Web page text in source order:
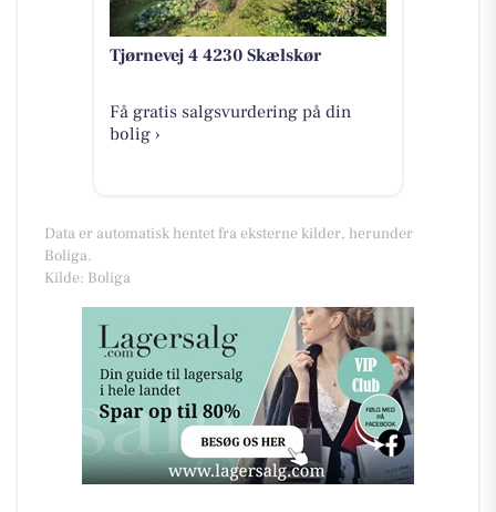
Tjørnevej 4 4230 Skælskør
Få gratis salgsvurdering på din
bolig ›
Data er automatisk hentet fra eksterne kilder, herunder
Boliga.
Kilde: Boliga